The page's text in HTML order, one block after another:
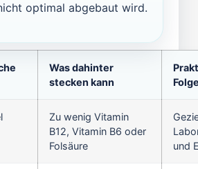
optimal abgebaut wird.
Was dahinter
stecken kann
Zu wenig Vitamin
B12, Vitamin B6 oder
Folsäure
und